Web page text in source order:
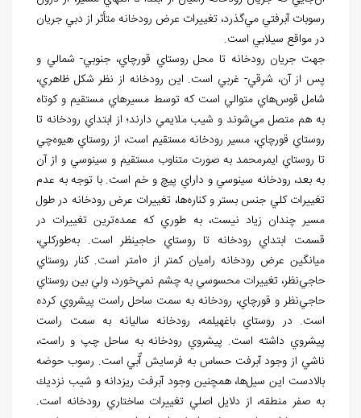
رسوبات آبرفتي ميگذرد، تغييرات عرض رودخانه متأثر از دبي جريان
در مواقع سيلابي است.
جهت جريان رودخانه تا محل روستاي قورچاي، جنوبي- شمالي و
پس از آن، شرقي- غربي است. اين رودخانه از نظر شكل ظاهري،
شامل قوسهاي متوالي است كه توسط مسيرهاي مستقيم و كوتاه
به هم متصل ميشوند و شيب ملايمي دارند؛ از ابتداي رودخانه تا
روستاي قورچاي، مسير رودخانه مستقيم است، از روستاي هيوه­چي
تا روستاي ايمرمحمد به صورت متناوب مستقيم و سينوسي و از آن
به بعد، رودخانه سينوسي و داراي پيچ و خم است. با توجه به عدم
تغييرات كلي جنس بستر و كنارهها، تغييرات عرض رودخانه در طول
مسير چندان زياد نيست، به طوري كه عمدهترين تغييرات در
قسمت ابتداي رودخانه تا روستاي حاجي‏نظر است. بهطوركلي،
ميانگين عرض رودخانه
راميان كمتر از 10متر است. كنار روستاي
حاجينظر، تغييرات محسوسي به چشم نميخورد، ولي بين روستاي
حاجينظر و قورچاي، رودخانه به سمت ساحل راست پيشروي کرده
است. در روستاي باغه‏يلمه، رودخانه ساليانه به سمت راست
پيشروي داشته است. پيشروي رودخانه به ساحل چپ و راست،
ناشي از وجود آبرفت حساس به فرسايش آّبي است. رسوب حوضه
بالادست اين سيلها، همچنين وجود آبرفت ريزدانه و شيب نزديك
به صفر منطقه، از دلايل اصلي تغييرات ساختاري رودخانه است.